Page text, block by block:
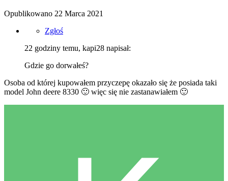
Opublikowano 22 Marca 2021
Zgłoś
22 godziny temu, kapi28 napisał:
Gdzie go dorwałeś?
Osoba od której kupowałem przyczepę okazało się że posiada taki
model John deere 8330 🙂 więc się nie zastanawiałem 🙂